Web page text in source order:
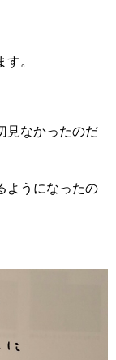
。
見なかったのだ
ようになったの